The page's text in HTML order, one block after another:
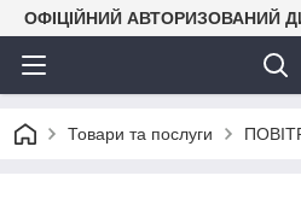
ОФІЦІЙНИЙ АВТОРИЗОВАНИЙ
Товари та послуги